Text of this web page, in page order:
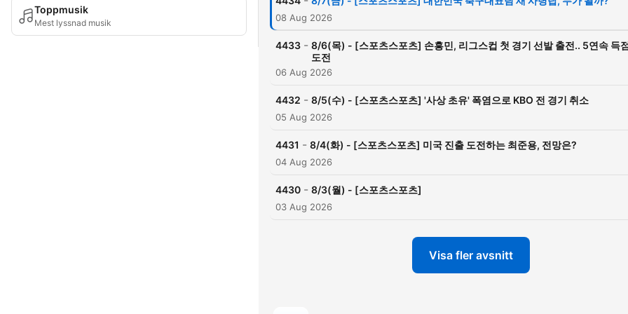
Toppmusik
Mest lyssnad musik 08 Aug 2026
4433 - 8/6(목) - [스포츠스포츠] 손흥민, 리그스컵 첫 경기 선발 출전.. 5연속 득
도전
06 Aug 2026
4432 - 8/5(수) - [스포츠스포츠] '사상 초유' 폭염으로 KBO 전 경기 취소
05 Aug 2026
4431 - 8/4(화) - [스포츠스포츠] 미국 진출 도전하는 최준용, 전망은?
04 Aug 2026
4430 - 8/3(월) - [스포츠스포츠]
03 Aug 2026
Visa fler avsnitt